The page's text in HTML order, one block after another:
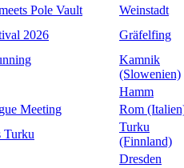
Pole Vault
Weinstadt
2026
Gräfelfing
Kamnik
(Slowenien)
Hamm
Meeting
Rom
Turku
Turku
(Finnland)
Dresden